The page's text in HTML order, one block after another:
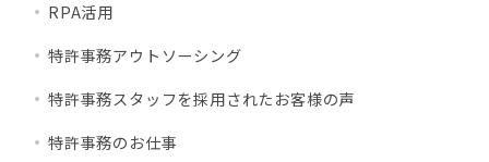
RPA活用
特許事務アウトソーシング
特許事務スタッフを採用されたお客様の声
特許事務のお仕事